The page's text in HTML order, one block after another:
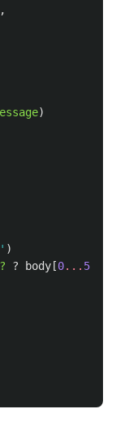
,
)
)
? body [0... 512